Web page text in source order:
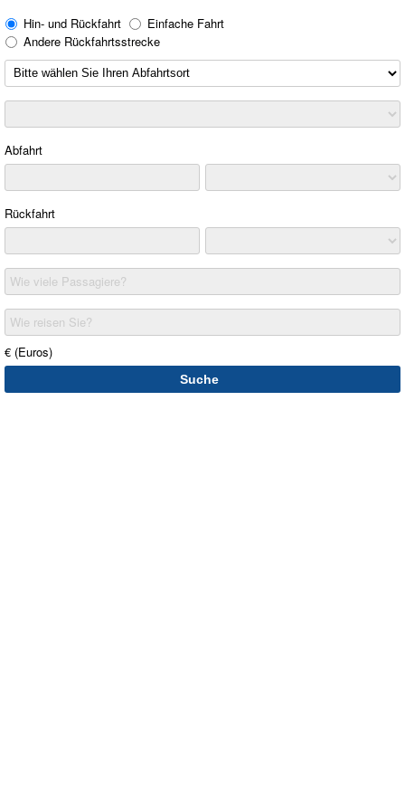
Hin- und Rückfahrt
Einfache Fahrt
Andere Rückfahrtsstrecke
Abfahrt
Rückfahrt
Wie viele Passagiere?
Wie reisen Sie?
€ (Euros)
Suche